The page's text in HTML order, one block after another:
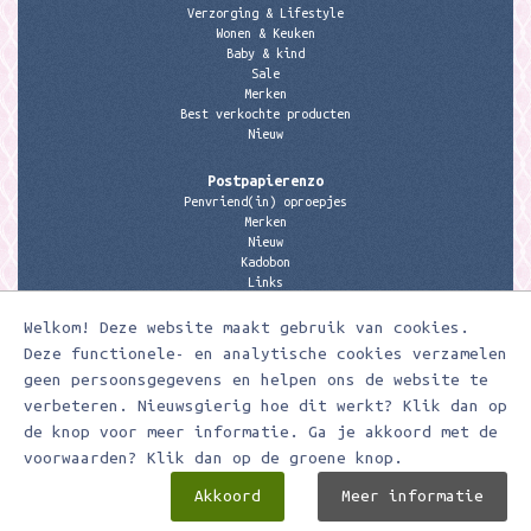
Welkom! Deze website maakt gebruik van cookies.
Deze functionele- en analytische cookies verzamelen
geen persoonsgegevens en helpen ons de website te
verbeteren. Nieuwsgierig hoe dit werkt? Klik dan op
de knop voor meer informatie. Ga je akkoord met de
voorwaarden? Klik dan op de groene knop.
Akkoord Meer informatie
Verzorging & Lifestyle
Wonen & Keuken
Baby & kind
Sale
Merken
Best verkochte producten
Nieuw
Postpapierenzo
Penvriend(in) oproepjes
Merken
Nieuw
Kadobon
Links
Contactgegevens
Meerleuks
anita@meerleuks.nl
06 – 107 163 36
KVK nummer: 58807179
BTW nummer: 853190859B01
Meerleuks ® Ontwerp & realisatie doorDigizijn ICT & WEB